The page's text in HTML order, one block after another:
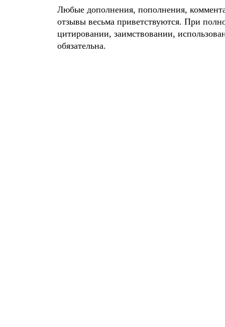
Любые дополнения, пополнения,
отзывы весьма приветствуются. При
цитировании, заимствовании,
обязательна.